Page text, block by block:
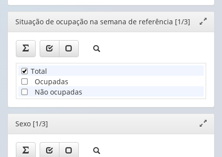
Editor
janela
Situação de ocupação na semana de referência [1/3]
Total
Ocupadas
Não ocupadas
Editor
janela
Sexo [1/3]